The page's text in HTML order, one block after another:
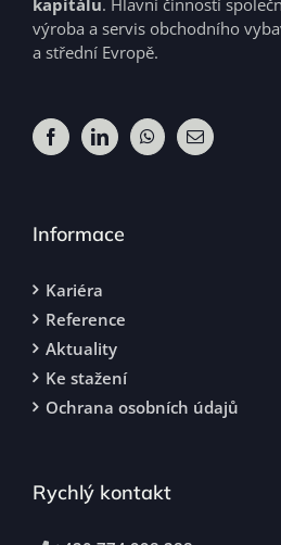
kapitálu. Hlavní činností
výroba a servis obchodního
a střední Evropě.
Informace
Kariéra
Reference
Aktuality
Ke stažení
Ochrana osobních údajů
Rychlý kontakt